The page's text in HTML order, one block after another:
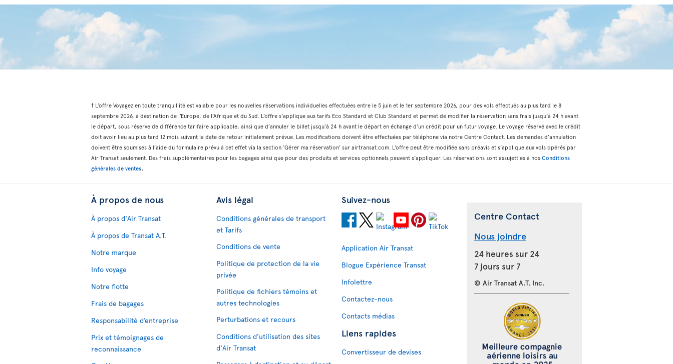
† L’offre Voyagez en toute tranquillité est valable pour les nouvelles réservations individuelles effectuées entre le 5 juin et le 1er septembre 2026, pour des vols effectués au plus tard le 8
septembre 2026, à destination de l’Europe, de l’Afrique et du Sud. L’offre s’applique aux tarifs Eco Standard et Club Standard et permet de modifier la réservation sans frais jusqu’à 24 h avant
le départ, sous réserve de différence tarifaire applicable, ainsi que d’annuler le billet jusqu’à 24 h avant le départ en échange d’un crédit pour un futur voyage. Le voyage réservé avec le crédit
doit avoir lieu au plus tard 12 mois suivant la date de retour initialement prévue. Les modifications doivent être effectuées par téléphone via notre Centre Contact. Les demandes d’annulation
doivent être soumises à l’aide du formulaire prévu à cet effet via la section ‘Gérer ma réservation’ sur airtransat.com. L’offre peut être modifiée sans préavis et s’applique aux vols opérés par
Air Transat seulement. Des frais supplémentaires pour les bagages ainsi que pour des produits et services optionnels peuvent s’appliquer. Les réservations sont assujetties à nos Conditions
générales de ventes.
À propos de nous
À propos d'Air Transat
À propos de Transat A.T.
Notre marque
Info voyage
Notre flotte
Frais de bagages
Responsabilité d’entreprise
Prix et témoignages de
reconnaissance
Avis légal
Conditions générales de transport
et Tarifs
Conditions de vente
Politique de protection de la vie
privée
Politique de fichiers témoins et
autres technologies
Perturbations et recours
Conditions d’utilisation des sites
d'Air Transat
Suivez-nous
Application Air Transat
Blogue Expérience Transat
Infolettre
Contactez-nous
Contacts médias
Liens rapides
Convertisseur de devises
Centre Contact
Nous joindre
24 heures sur 24
7 jours sur 7
© Air Transat A.T. Inc.